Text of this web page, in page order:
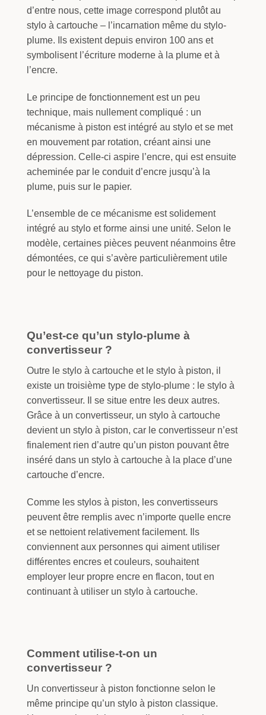
d’entre nous, cette image correspond plutôt au
stylo à cartouche – l’incarnation même du stylo-
plume. Ils existent depuis environ 100 ans et
symbolisent l’écriture moderne à la plume et à
l’encre.
Le principe de fonctionnement est un peu
technique, mais nullement compliqué : un
mécanisme à piston est intégré au stylo et se met
en mouvement par rotation, créant ainsi une
dépression. Celle-ci aspire l’encre, qui est ensuite
acheminée par le conduit d’encre jusqu’à la
plume, puis sur le papier.
L’ensemble de ce mécanisme est solidement
intégré au stylo et forme ainsi une unité. Selon le
modèle, certaines pièces peuvent néanmoins être
démontées, ce qui s’avère particulièrement utile
pour le nettoyage du piston.
Qu’est-ce qu’un stylo-plume à
convertisseur ?
Outre le stylo à cartouche et le stylo à piston, il
existe un troisième type de stylo-plume : le stylo à
convertisseur. Il se situe entre les deux autres.
Grâce à un convertisseur, un stylo à cartouche
devient un stylo à piston, car le convertisseur n’est
finalement rien d’autre qu’un piston pouvant être
inséré dans un stylo à cartouche à la place d’une
cartouche d’encre.
Comme les stylos à piston, les convertisseurs
peuvent être remplis avec n’importe quelle encre
et se nettoient relativement facilement. Ils
conviennent aux personnes qui aiment utiliser
différentes encres et couleurs, souhaitent
employer leur propre encre en flacon, tout en
continuant à utiliser un stylo à cartouche.
Comment utilise-t-on un
convertisseur ?
Un convertisseur à piston fonctionne selon le
même principe qu’un stylo à piston classique.